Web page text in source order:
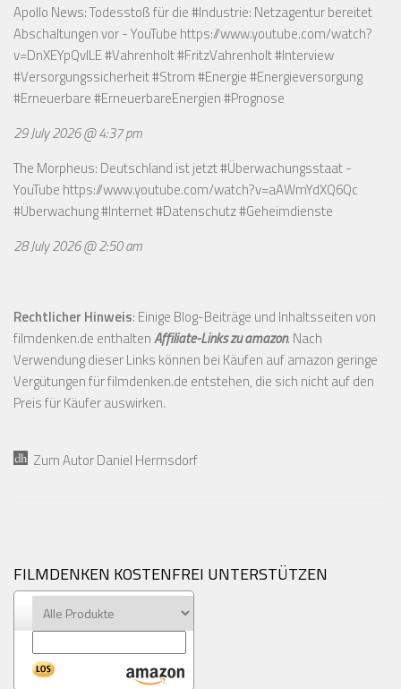
Apollo News: Todesstoß für die #Industrie: Netzagentur bereitet
Abschaltungen vor - YouTube https://www.youtube.com/watch?
v=DnXEYpQvILE#Vahrenholt #FritzVahrenholt #Interview
#Versorgungssicherheit #Strom #Energie #Energieversorgung
#Erneuerbare #ErneuerbareEnergien #Prognose
29 July 2026 @ 4:37 pm
The Morpheus: Deutschland ist jetzt #Überwachungsstaat -
YouTube https://www.youtube.com/watch?v=aAWmYdXQ6Qc
#Überwachung #Internet #Datenschutz #Geheimdienste
28 July 2026 @ 2:50 am
Rechtlicher Hinweis: Einige Blog-Beiträge und Inhaltsseiten von
filmdenken.de enthaltenAffiliate-Links zu amazon. Nach
Verwendung dieser Links können bei Käufen auf amazon geringe
Vergütungen für filmdenken.de entstehen, die sich nicht auf den
Preis für Käufer auswirken.
Zum Autor Daniel Hermsdorf
FILMDENKEN KOSTENFREI UNTERSTÜTZEN